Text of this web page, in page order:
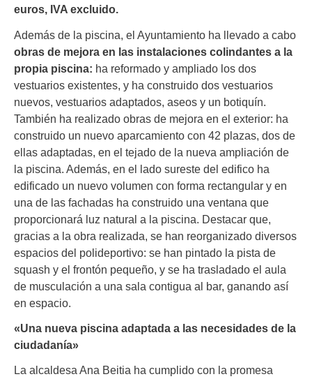
euros, IVA excluido.
Además de la piscina, el Ayuntamiento ha llevado a cabo
obras de mejora en las instalaciones colindantes a la
propia piscina: ha reformado y ampliado los dos
vestuarios existentes, y ha construido dos vestuarios
nuevos, vestuarios adaptados, aseos y un botiquín.
También ha realizado obras de mejora en el exterior: ha
construido un nuevo aparcamiento con 42 plazas, dos de
ellas adaptadas, en el tejado de la nueva ampliación de
la piscina. Además, en el lado sureste del edifico ha
edificado un nuevo volumen con forma rectangular y en
una de las fachadas ha construido una ventana que
proporcionará luz natural a la piscina. Destacar que,
gracias a la obra realizada, se han reorganizado diversos
espacios del polideportivo: se han pintado la pista de
squash y el frontón pequeño, y se ha trasladado el aula
de musculación a una sala contigua al bar, ganando así
en espacio.
«Una nueva piscina adaptada a las necesidades de la
ciudadanía»
La alcaldesa Ana Beitia ha cumplido con la promesa